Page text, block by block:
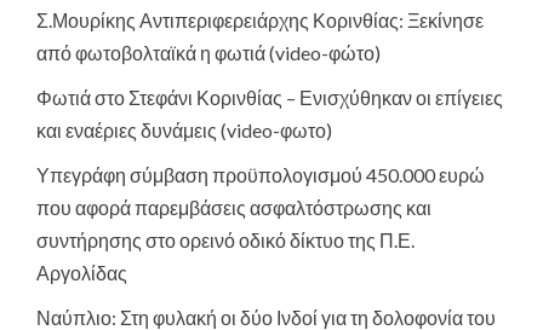
Σ.Μουρίκης Αντιπεριφερειάρχης Κορινθίας: Ξεκίνησε
από φωτοβολταϊκά η φωτιά (video-φώτο)
Φωτιά στο Στεφάνι Κορινθίας – Ενισχύθηκαν οι επίγειες
και εναέριες δυνάμεις (video-φωτο)
Υπεγράφη σύμβαση προϋπολογισμού 450.000 ευρώ
που αφορά παρεμβάσεις ασφαλτόστρωσης και
συντήρησης στο ορεινό οδικό δίκτυο της Π.Ε.
Αργολίδας
Ναύπλιο: Στη φυλακή οι δύο Ινδοί για τη δολοφονία του